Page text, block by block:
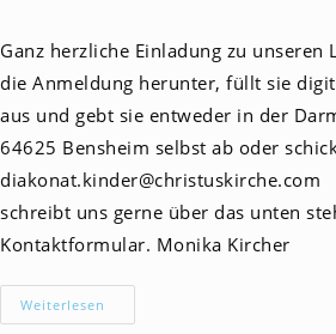
Ganz herzliche Einladung zu unseren
die Anmeldung herunter, füllt sie
aus und gebt sie entweder in der
64625 Bensheim selbst ab oder
diakonat.kinder@christuskirche.com
schreibt uns gerne über das unten
Kontaktformular. Monika Kircher
Weiterlesen
Tage